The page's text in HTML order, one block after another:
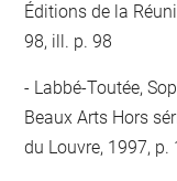
Éditions de la
98, ill. p. 98
Labbé-Toutée,
Beaux Arts Hors
du Louvre, 1997,